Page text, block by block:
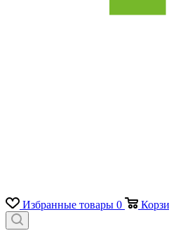
Избранные товары 0